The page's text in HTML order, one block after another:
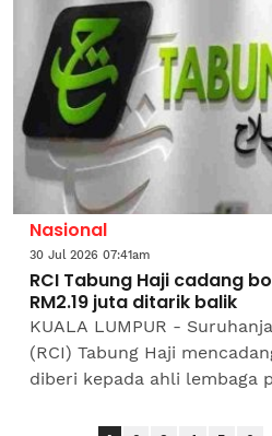
Nasional
30 Jul 2026 07:41am
RCI Tabung Haji cadang
RM2.19 juta ditarik balik
KUALA LUMPUR -
(RCI) Tabung Haji
diberi kepada ahli lembaga
ditarik balik